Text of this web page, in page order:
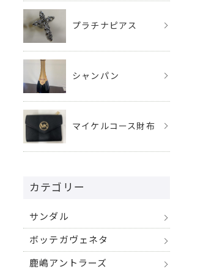
プラチナピアス
シャンパン
マイケルコース財布
カテゴリー
サンダル
ボッテガヴェネタ
鹿嶋アントラーズ